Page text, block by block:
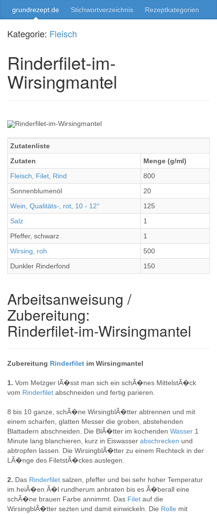
grundrezept.de Stichwortverzeichnis Rezeptkategorien
Kategorie: Fleisch
Rinderfilet-im-
Wirsingmantel
Zutatenliste
Zutaten
Menge (g/ml)
Fleisch, Filet, Rind
800
Sonnenblumenöl
20
Wein, Qualitäts-, rot, 10 - 12°
125
Salz
1
Pfeffer, schwarz
1
Wirsing, roh
500
Dunkler Rinderfond
150
Arbeitsanweisung /
Zubereitung:
Rinderfilet-im-Wirsingmantel
Zubereitung Rinderfilet im Wirsingmantel
1. Vom Metzger lÃ�sst man sich ein schÃ�nes MittelstÃ�ck
vom Rinderfilet abschneiden und fertig parieren.
8 bis 10 ganze, schÃ�ne WirsingblÃ�tter abtrennen und mit
einem scharfen, glatten Messer die groben, abstehenden
Blattadern abschneiden. Die BlÃ�tter im kochenden Wasser 1
Minute lang blanchieren, kurz in Eiswasser abschrecken und
abtropfen lassen. Die WirsingblÃ�tter zu einem Rechteck in der
LÃ�nge des FiletstÃ�ckes auslegen.
2. Das Rinderfilet salzen, pfeffer und bei sehr hoher Temperatur
im heiÃ�en Ã�l rundherum anbraten bis es Ã�berall eine
schÃ�ne brauen Farbe annimmt. Das Filet auf die
WirsingblÃ�tter sezten und damit einwickeln. Die Rolle mit